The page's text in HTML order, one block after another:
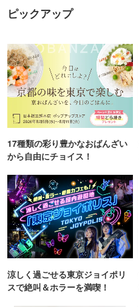
ピックアップ
17種類の彩り豊かなおばんざい
から自由にチョイス！
涼しく過ごせる東京ジョイポリ
スで絶叫＆ホラーを満喫！